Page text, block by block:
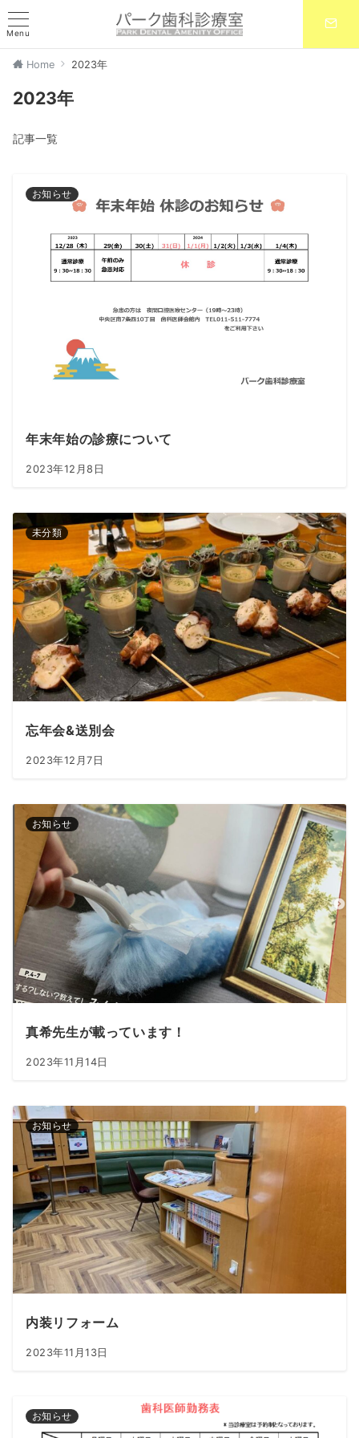
Menu
Home 2023年
2023年
記事一覧
お知らせ
年末年始の診療について
2023年12月8日
未分類
忘年会&送別会
2023年12月7日
お知らせ
真希先生が載っています！
2023年11月14日
お知らせ
内装リフォーム
2023年11月13日
お知らせ